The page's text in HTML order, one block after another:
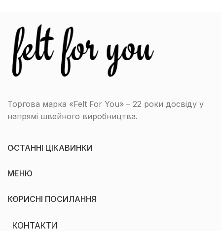
Торгова марка «Felt For You» – 22 роки досвіду у
напрямі швейного виробництва.
ОСТАННІ ЦІКАВИНКИ
МЕНЮ
КОРИСНІ ПОСИЛАННЯ
КОНТАКТИ